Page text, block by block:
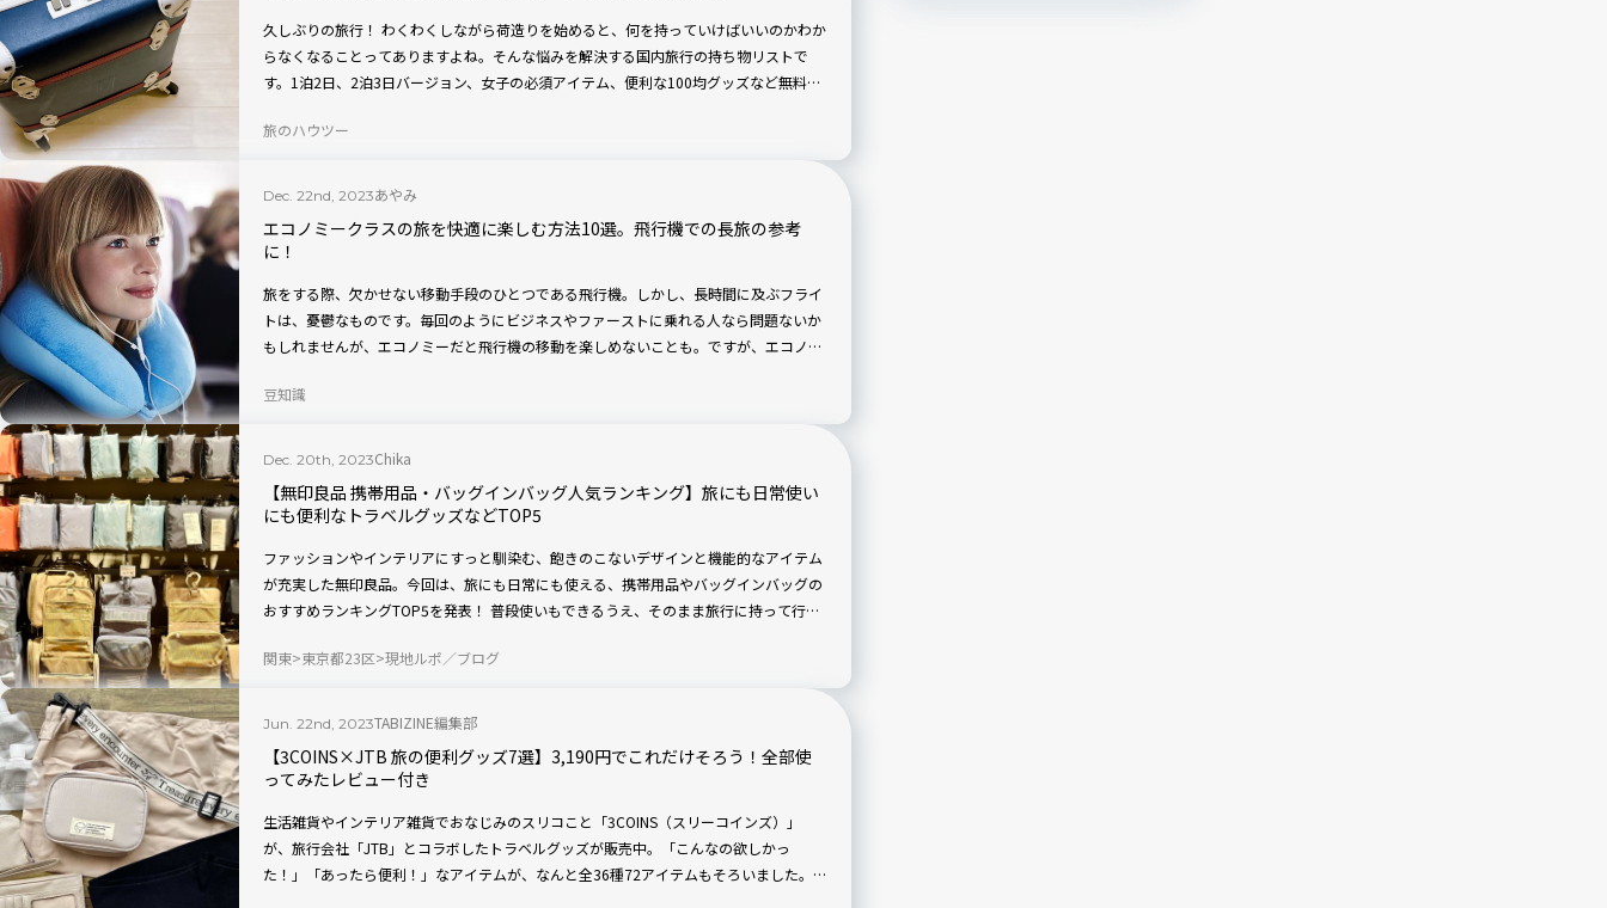
久しぶりの旅行！ わくわくしながら荷造りを始めると、何を持っていけばいいのかわか
らなくなることってありますよね。そんな悩みを解決する国内旅行の持ち物リストで
す。1泊2日、2泊3日バージョン、女子の必須アイテム、便利な100均グッズなど無料で
旅のハウツー
Dec. 22nd, 2023あやみ
エコノミークラスの旅を快適に楽しむ方法10選。飛行機での長旅の参考
に！
旅をする際、欠かせない移動手段のひとつである飛行機。しかし、長時間に及ぶフライ
トは、憂鬱なものです。毎回のようにビジネスやファーストに乗れる人なら問題ないか
もしれませんが、エコノミーだと飛行機の移動を楽しめないことも。ですが、エコノミ
豆知識
Dec. 20th, 2023Chika
【無印良品 携帯用品・バッグインバッグ人気ランキング】旅にも日常使い
にも便利なトラベルグッズなどTOP5
ファッションやインテリアにすっと馴染む、飽きのこないデザインと機能的なアイテム
が充実した無印良品。今回は、旅にも日常にも使える、携帯用品やバッグインバッグの
おすすめランキングTOP5を発表！ 普段使いもできるうえ、そのまま旅行に持って行け
なものが中心になっています。
関東 東京都23区 現地ルポ／ブログ
Jun. 22nd, 2023TABIZINE編集部
【3COINS×JTB 旅の便利グッズ7選】3,190円でこれだけそろう！全部使
ってみたレビュー付き
生活雑貨やインテリア雑貨でおなじみのスリコこと「3COINS（スリーコインズ）」
が、旅行会社「JTB」とコラボしたトラベルグッズが販売中。「こんなの欲しかっ
た！」「あったら便利！」なアイテムが、なんと全36種72アイテムもそろいました。今